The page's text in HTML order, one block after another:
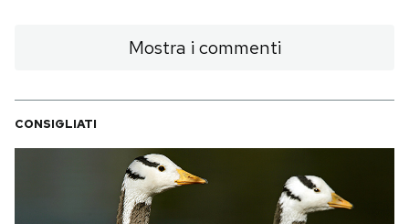
Mostra i commenti
CONSIGLIATI